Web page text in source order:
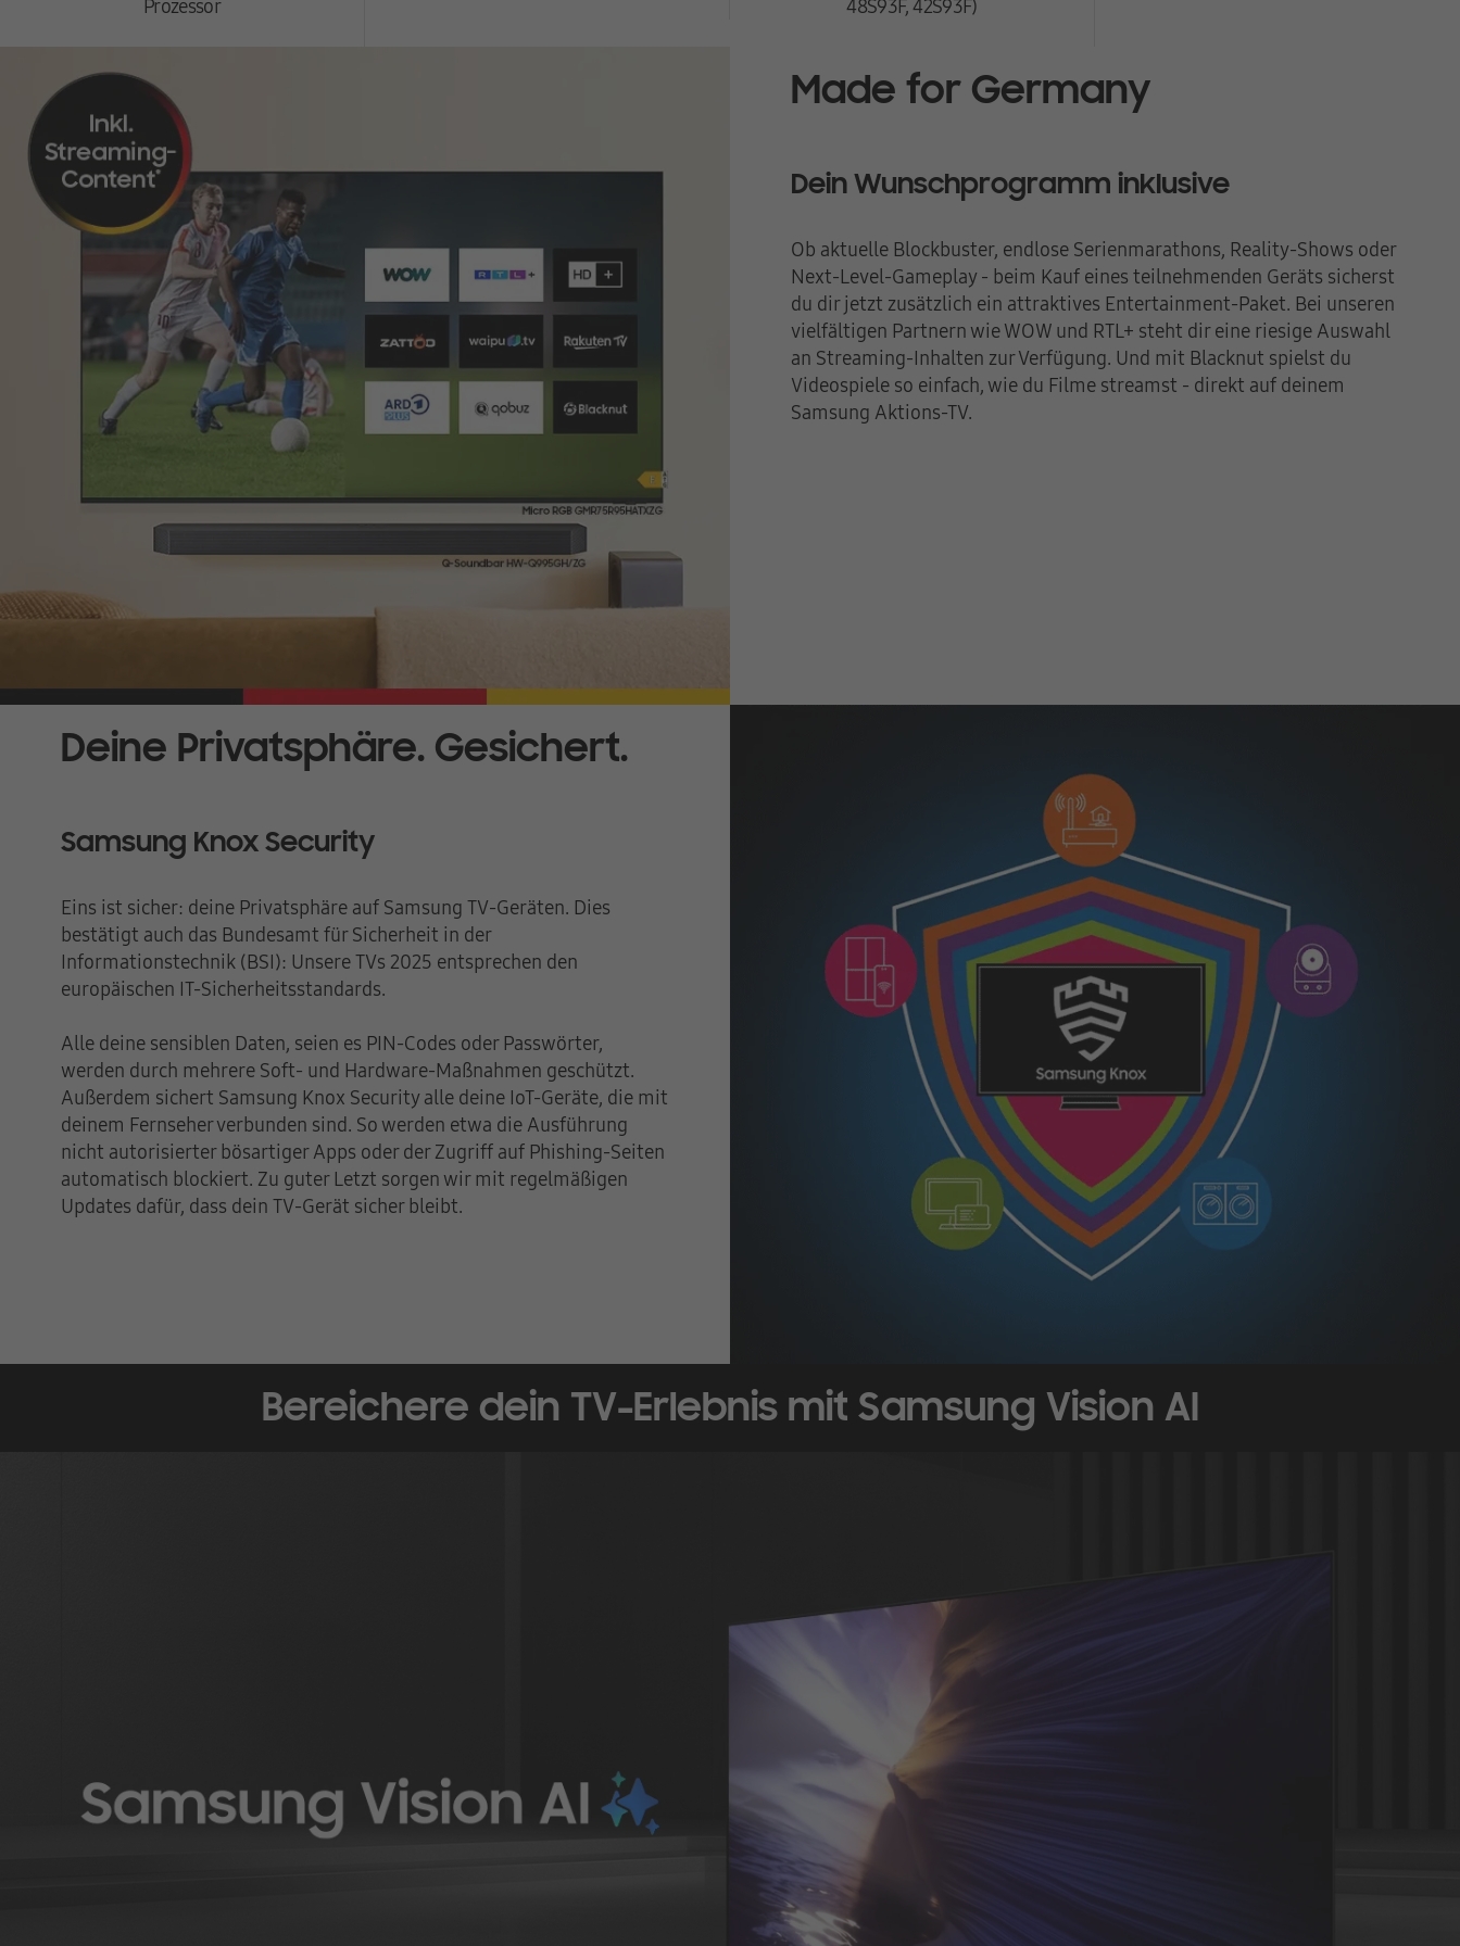
Prozessor
48S93F, 42S93F)
Made for Germany
Dein Wunschprogramm inklusive
Ob aktuelle Blockbuster, endlose Serienmarathons, Reality-Shows oder
Next-Level-Gameplay - beim Kauf eines teilnehmenden Geräts sicherst
du dir jetzt zusätzlich ein attraktives Entertainment-Paket. Bei unseren
vielfältigen Partnern wie WOW und RTL+ steht dir eine riesige Auswahl
an Streaming-Inhalten zur Verfügung. Und mit Blacknut spielst du
Videospiele so einfach, wie du Filme streamst - direkt auf deinem
Samsung Aktions-TV.
Deine Privatsphäre. Gesichert.
Samsung Knox Security
Eins ist sicher: deine Privatsphäre auf Samsung TV-Geräten. Dies
bestätigt auch das Bundesamt für Sicherheit in der
Informationstechnik (BSI): Unsere TVs 2025 entsprechen den
europäischen IT-Sicherheitsstandards.
Alle deine sensiblen Daten, seien es PIN-Codes oder Passwörter,
werden durch mehrere Soft- und Hardware-Maßnahmen geschützt.
Außerdem sichert Samsung Knox Security alle deine IoT-Geräte, die mit
deinem Fernseher verbunden sind. So werden etwa die Ausführung
nicht autorisierter bösartiger Apps oder der Zugriff auf Phishing-Seiten
automatisch blockiert. Zu guter Letzt sorgen wir mit regelmäßigen
Updates dafür, dass dein TV-Gerät sicher bleibt.
Bereichere dein TV-Erlebnis mit Samsung Vision AI